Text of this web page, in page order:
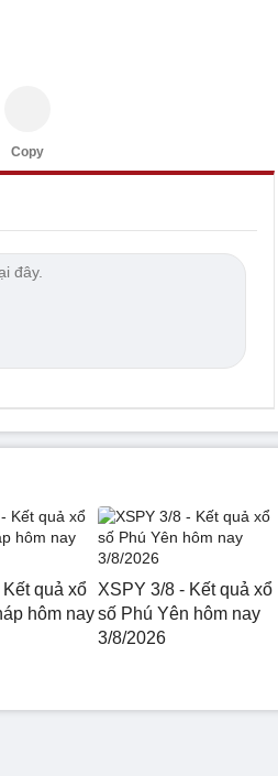
Copy
quả xổ
hôm nay
XSPY 3/8 - Kết quả xổ
số Phú Yên hôm nay
3/8/2026